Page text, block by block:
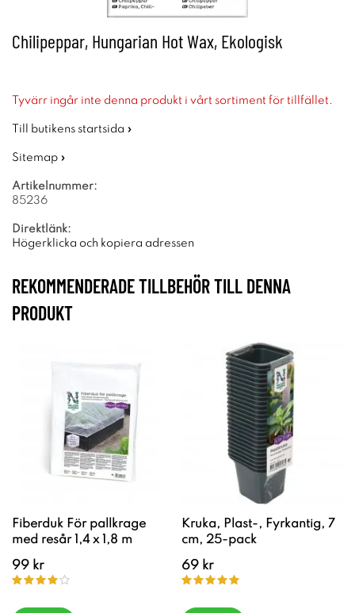
Chilipeppar, Hungarian Hot Wax, Ekologisk
Tyvärr ingår inte denna produkt i vårt sortiment för tillfället.
Till butikens startsida »
Sitemap »
Artikelnummer:
85236
Direktlänk:
Högerklicka och kopiera adressen
REKOMMENDERADE TILLBEHÖR TILL DENNA
PRODUKT
Fiberduk För pallkrage
med resår 1,4 x 1,8 m
99 kr
Kruka, Plast-, Fyrkantig, 7
cm, 25-pack
69 kr